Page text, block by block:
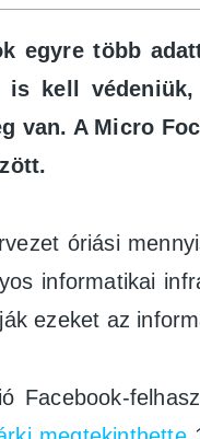
egyre több
is kell
van. A Micro
óriási
informatikai
ezeket az
Facebook-